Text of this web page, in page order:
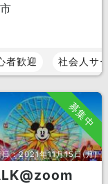
者歓迎 社会人サ
募集中
日：2021年11月15日(月)